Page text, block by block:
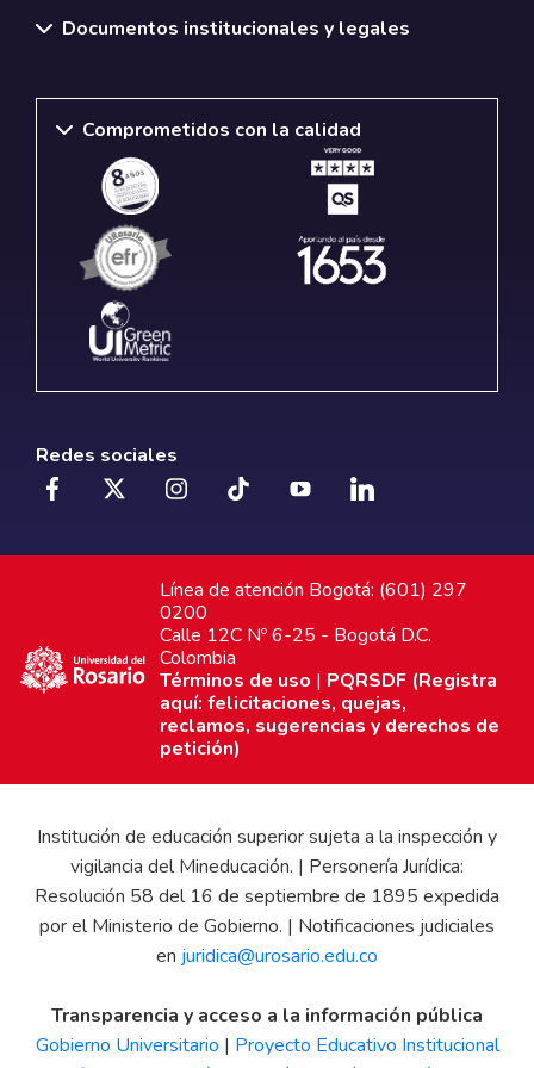
Documentos institucionales y legales
Comprometidos con la calidad
Redes sociales
Línea de atención Bogotá: (601) 297
0200
Calle 12C Nº 6-25 - Bogotá D.C.
Colombia
Términos de uso | PQRSDF (Registra
aquí: felicitaciones, quejas,
reclamos, sugerencias y derechos de
petición)
Institución de educación superior sujeta a la inspección y
vigilancia del Mineducación. | Personería Jurídica:
Resolución 58 del 16 de septiembre de 1895 expedida
por el Ministerio de Gobierno. | Notificaciones judiciales
en juridica@urosario.edu.co
Transparencia y acceso a la información pública
Gobierno Universitario | Proyecto Educativo Institucional